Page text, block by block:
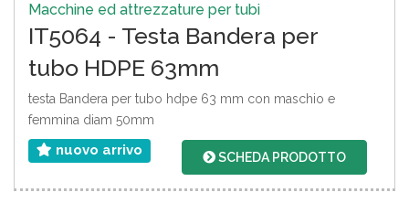
Macchine ed attrezzature per tubi
IT5064 - Testa Bandera per
tubo HDPE 63mm
testa Bandera per tubo hdpe 63 mm con maschio e
femmina diam 50mm
nuovo arrivo SCHEDA PRODOTTO